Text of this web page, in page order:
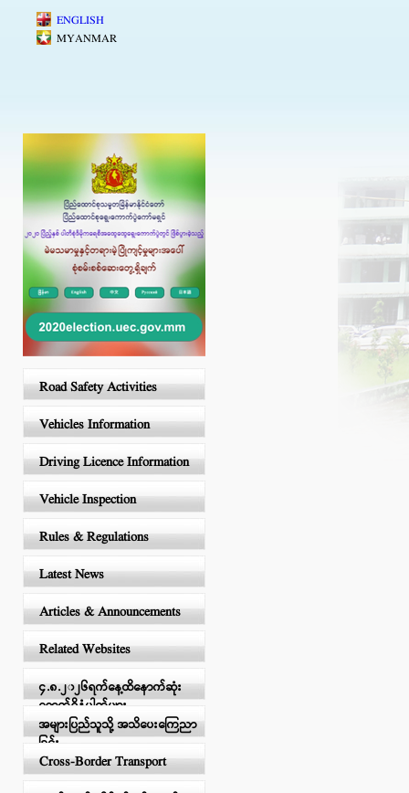
Skip to main content
ENGLISH
MYANMAR
Road Safety Activities
Vehicles Information
Driving Licence Information
Vehicle Inspection
Rules & Regulations
Latest News
Articles & Announcements
Related Websites
၄.၈.၂၀၂၆ရက်နေ့ထိနောက်ဆုံး
ရောက်ရှိနံပါတ်များ
အများပြည်သူသို့ အသိပေးကြေညာ
ခြင်း
Cross-Border Transport